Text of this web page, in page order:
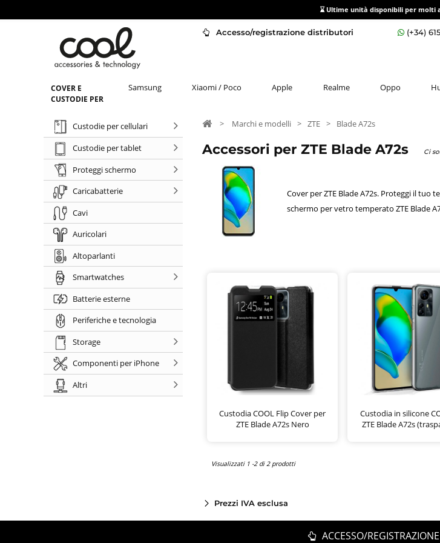
⌛ Ultime unità disponibili per molti
Accesso/registrazione distributori (+34)
COVER E
CUSTODIE PER
Samsung Xiaomi / Poco Apple Realme Oppo
Custodie per cellulari
Custodie per tablet
Proteggi schermo
Caricabatterie
Cavi
Auricolari
Altoparlanti
Smartwatches
Batterie esterne
Periferiche e tecnologia
Storage
Componenti per iPhone
Altri
> Marchi e modelli > ZTE > Blade A72s
Accessori per ZTE Blade A72s Ci
Cover per ZTE Blade A72s. Proteggi il tuo
schermo per vetro temperato ZTE Blade
Custodia COOL Flip Cover per
ZTE Blade A72s Nero
Custodia in silicone
ZTE Blade A72s
Visualizzati 1 -2 di 2 prodotti
Prezzi IVA esclusa
ACCESSO/